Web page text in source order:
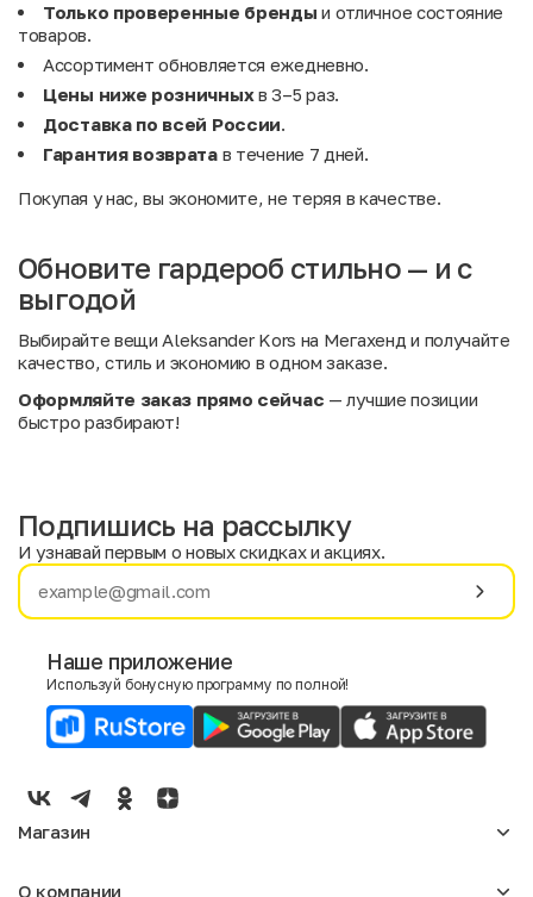
Только проверенные бренды и отличное состояние
товаров.
Ассортимент обновляется ежедневно.
Цены ниже розничныхв 3–5 раз.
Доставка по всей России.
Гарантия возвратав течение 7 дней.
Покупая у нас, вы экономите, не теряя в качестве.
Обновите гардероб стильно — и с
выгодой
Выбирайте вещи Aleksander Kors на Мегахенд и получайте
качество, стиль и экономию в одном заказе.
Оформляйте заказ прямо сейчас — лучшие позиции
быстро разбирают!
Имя
E-mail
Мужской
Женский
Подпишись на рассылку
И узнавай первым о новых скидках и акциях.
Наше приложение
Используй бонусную программу по полной!
Магазин
О компании